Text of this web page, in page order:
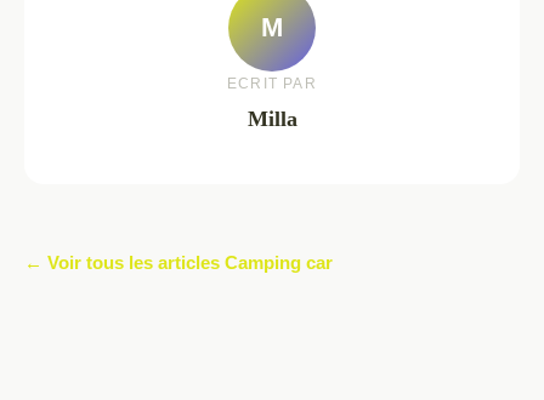
M
ECRIT PAR
Milla
← Voir tous les articles Camping car